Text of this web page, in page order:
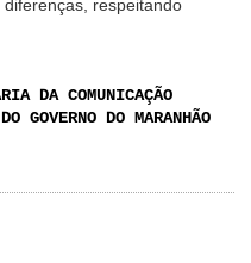
respeitando
DA COMUNICAÇÃO
GOVERNO DO MARANHÃO